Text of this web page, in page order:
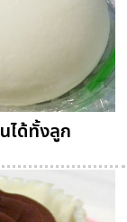
ได้ทั้งลูก